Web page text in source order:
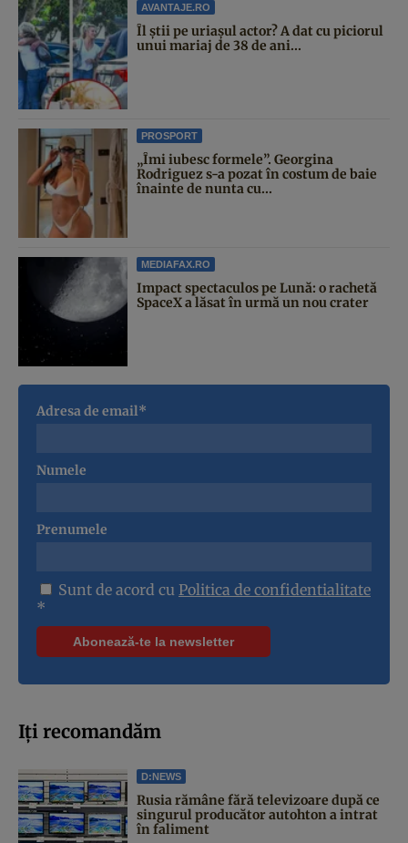
AVANTAJE.RO
Îl știi pe uriașul actor? A dat cu piciorul
unui mariaj de 38 de ani...
PROSPORT
„Îmi iubesc formele”. Georgina
Rodriguez s-a pozat în costum de baie
înainte de nunta cu...
MEDIAFAX.RO
Impact spectaculos pe Lună: o rachetă
SpaceX a lăsat în urmă un nou crater
Adresa de email*
Numele
Prenumele
Sunt de acord cu Politica de confidentialitate
*
Iți recomandăm
D:NEWS
Rusia rămâne fără televizoare după ce
singurul producător autohton a intrat
în faliment